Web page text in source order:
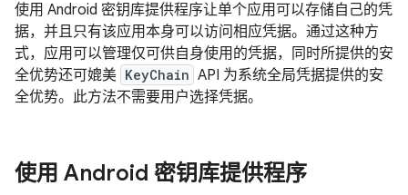
使用 Android 密钥库提供程序让单个应用可以存储自己的凭
据，并且只有该应用本身可以访问相应凭据。通过这种方
式，应用可以管理仅可供自身使用的凭据，同时所提供的安
全优势还可媲美 KeyChain API 为系统全局凭据提供的安
全优势。此方法不需要用户选择凭据。
使用 Android 密钥库提供程序